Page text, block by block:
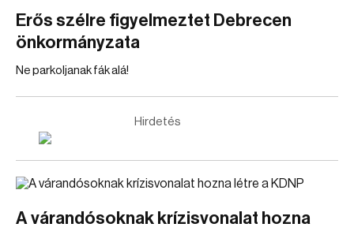
Erős szélre figyelmeztet Debrecen
önkormányzata
Ne parkoljanak fák alá!
Hirdetés
A várandósoknak krízisvonalat hozna